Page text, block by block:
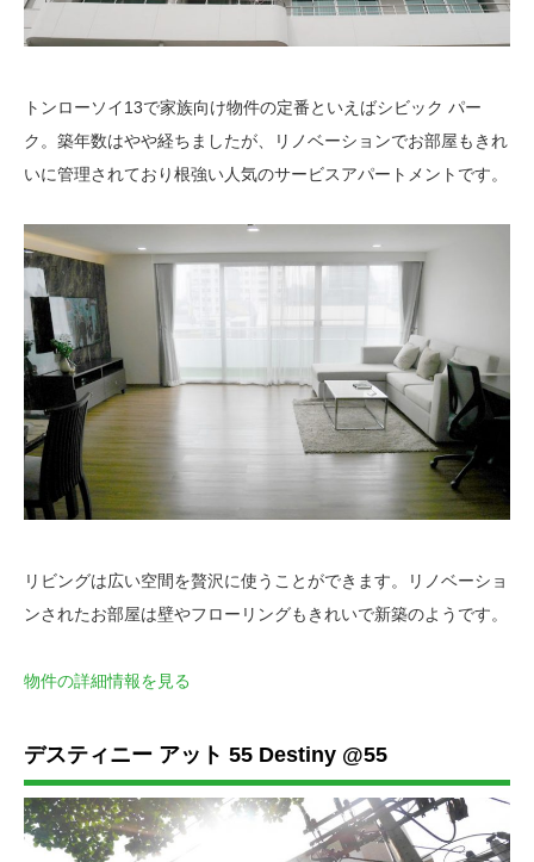
トンローソイ13で家族向け物件の定番といえばシビック パー
ク。築年数はやや経ちましたが、リノベーションでお部屋もきれ
いに管理されており根強い人気のサービスアパートメントです。
リビングは広い空間を贅沢に使うことができます。リノベーショ
ンされたお部屋は壁やフローリングもきれいで新築のようです。
物件の詳細情報を見る
デスティニー アット 55 Destiny @55